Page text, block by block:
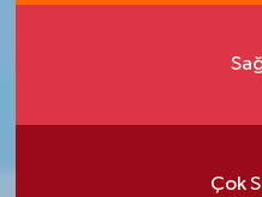
Çok